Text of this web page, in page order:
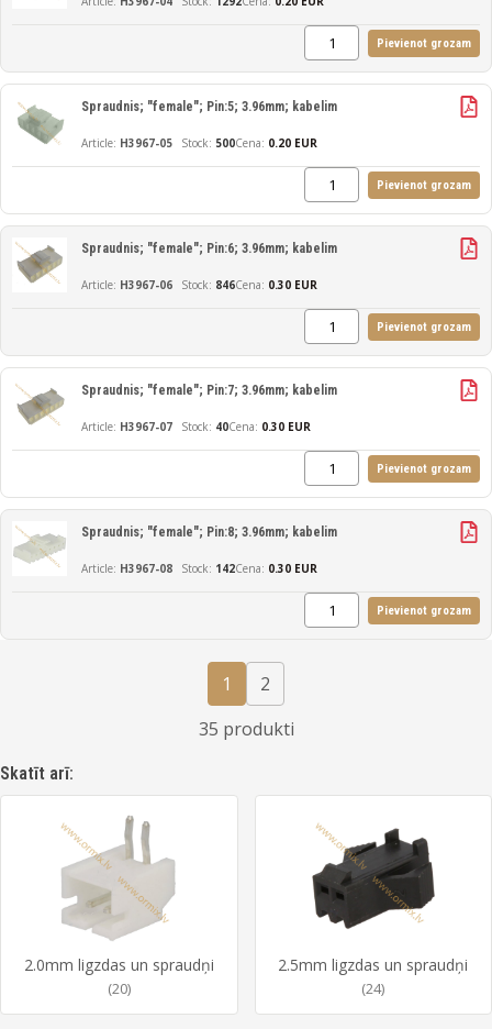
Pievienot grozam
H3967-05
Spraudnis; "female"; Pin:5; 3.96mm; kabelim
500Cena: 0.20 EUR
Pievienot grozam
H3967-06
Spraudnis; "female"; Pin:6; 3.96mm; kabelim
846Cena: 0.30 EUR
Pievienot grozam
H3967-07
Spraudnis; "female"; Pin:7; 3.96mm; kabelim
40Cena: 0.30 EUR
Pievienot grozam
H3967-08
Spraudnis; "female"; Pin:8; 3.96mm; kabelim
142Cena: 0.30 EUR
Pievienot grozam
1
2
35 produkti
Skatīt arī:
2.0mm ligzdas un spraudņi
(20)
2.5mm ligzdas un spraudņi
(24)